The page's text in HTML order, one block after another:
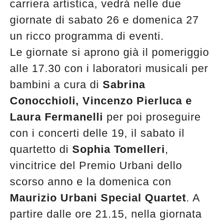
carriera artistica, vedrà nelle due
giornate di sabato 26 e domenica 27
un ricco programma di eventi.
Le giornate si aprono già il pomeriggio
alle 17.30 con i laboratori musicali per
bambini a cura di Sabrina
Conocchioli, Vincenzo Pierluca e
Laura Fermanelli per poi proseguire
con i concerti delle 19, il sabato il
quartetto di Sophia Tomelleri,
vincitrice del Premio Urbani dello
scorso anno e la domenica con
Maurizio Urbani Special Quartet. A
partire dalle ore 21.15, nella giornata